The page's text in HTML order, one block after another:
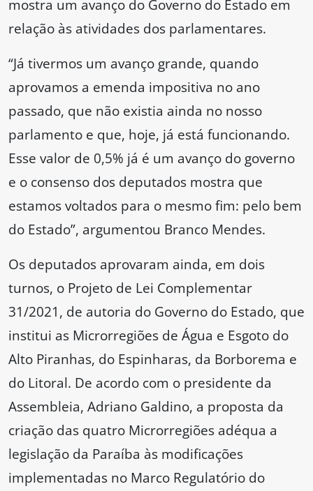
mostra um avanço do Governo do Estado em
relação às atividades dos parlamentares.
“Já tivermos um avanço grande, quando
aprovamos a emenda impositiva no ano
passado, que não existia ainda no nosso
parlamento e que, hoje, já está funcionando.
Esse valor de 0,5% já é um avanço do governo
e o consenso dos deputados mostra que
estamos voltados para o mesmo fim: pelo bem
do Estado”, argumentou Branco Mendes.
Os deputados aprovaram ainda, em dois
turnos, o Projeto de Lei Complementar
31/2021, de autoria do Governo do Estado, que
institui as Microrregiões de Água e Esgoto do
Alto Piranhas, do Espinharas, da Borborema e
do Litoral. De acordo com o presidente da
Assembleia, Adriano Galdino, a proposta da
criação das quatro Microrregiões adéqua a
legislação da Paraíba às modificações
implementadas no Marco Regulatório do